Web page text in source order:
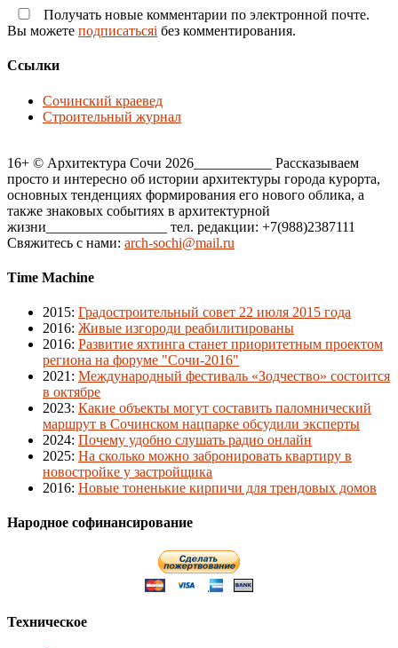
Получать новые комментарии по электронной почте.
Вы можете подписатьсяi без комментирования.
Ссылки
Сочинский краевед
Строительный журнал
16+ © Архитектура Сочи 2026___________ Рассказываем
просто и интересно об истории архитектуры города курорта,
основных тенденциях формирования его нового облика, а
также знаковых событиях в архитектурной
жизни_________________ тел. редакции: +7(988)2387111
Свяжитесь с нами: arch-sochi@mail.ru
Time Machine
2015: Градостроительный совет 22 июля 2015 года
2016: Живые изгороди реабилитированы
2016: Развитие яхтинга станет приоритетным проектом
региона на форуме "Сочи-2016"
2021 : Международный фестиваль «Зодчество» состоится
в октябре
2023: Какие объекты могут составить паломнический
маршрут в Сочинском нацпарке обсудили эксперты
2024: Почему удобно слушать радио онлайн
2025: На сколько можно забронировать квартиру в
новостройке у застройщика
2016: Новые тоненькие кирпичи для трендовых домов
Народное софинансирование
Техническое